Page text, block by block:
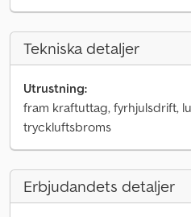
Tekniska detaljer
Utrustning:
fram kraftuttag, fyrhjulsdrift,
tryckluftsbroms
Erbjudandets detaljer